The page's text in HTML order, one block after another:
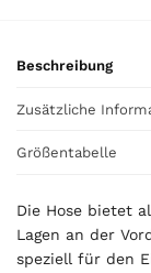
0
0
Beschreibung
Zusätzliche
Größentabelle
Die Hose bietet
Lagen an der
speziell für den